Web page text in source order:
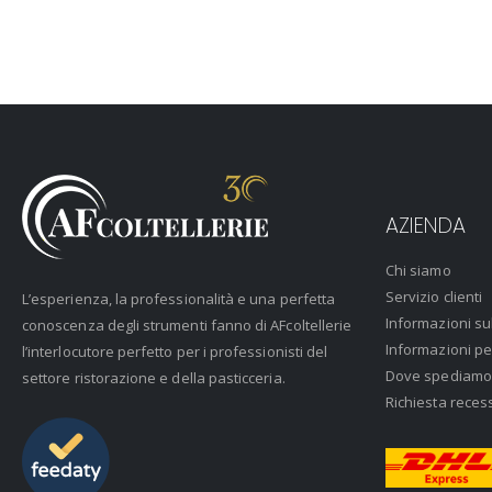
L’esperienza, la professionalità e una perfetta
conoscenza degli strumenti fanno di AFcoltellerie
l’interlocutore perfetto per i professionisti del
settore ristorazione e della pasticceria.
AZIENDA
Chi siamo
Servizio clienti
Informazioni
Informazioni
Dove spediamo
Richiesta